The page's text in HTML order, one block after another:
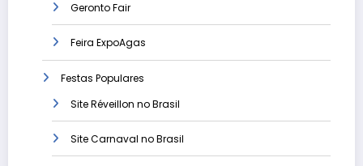
Geronto Fair
Feira ExpoAgas
Festas Populares
Site Réveillon no Brasil
Site Carnaval no Brasil